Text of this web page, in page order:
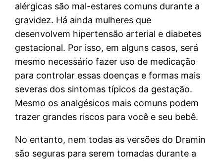
alérgicas são mal-estares comuns durante a
gravidez. Há ainda mulheres que
desenvolvem hipertensão arterial e diabetes
gestacional. Por isso, em alguns casos, será
mesmo necessário fazer uso de medicação
para controlar essas doenças e formas mais
severas dos sintomas típicos da gestação.
Mesmo os analgésicos mais comuns podem
trazer grandes riscos para você e seu bebê.
No entanto, nem todas as versões do Dramin
são seguras para serem tomadas durante a